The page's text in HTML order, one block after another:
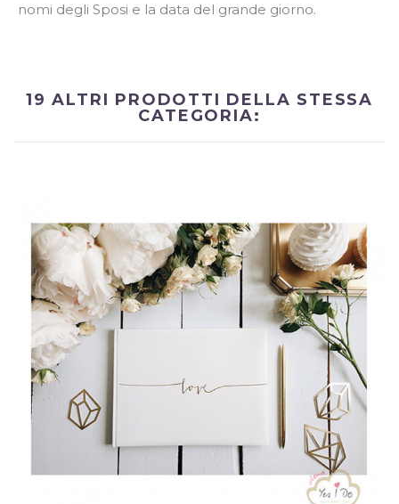
nomi degli Sposi e la data del grande giorno.
19 ALTRI PRODOTTI DELLA STESSA
CATEGORIA: